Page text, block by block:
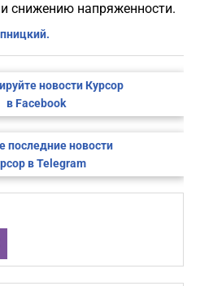
снижению напряженности.
новости Курсор
в Facebook
последние новости
в Telegram